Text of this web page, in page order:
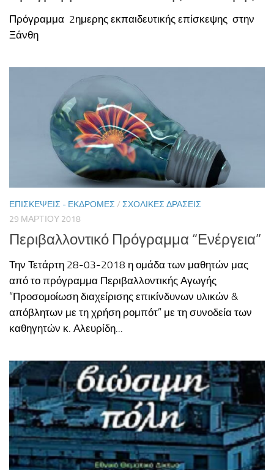
Πρόγραμμα 2ημερης εκπαιδευτικής επίσκεψης στην
Ξάνθη
ΕΠΙΣΚΈΨΕΙΣ - ΕΚΔΡΟΜΈΣ / ΣΧΟΛΙΚΈΣ ΔΡΆΣΕΙΣ
29 ΜΑΡΤΊΟΥ 2018
Περιβαλλοντικό Πρόγραμμα “Ενέργεια”
Την Τετάρτη 28-03-2018 η ομάδα των μαθητών μας
από το πρόγραμμα Περιβαλλοντικής Αγωγής
“Προσομοίωση διαχείρισης επικίνδυνων υλικών &
απόβλητων με τη χρήση ρομπότ” με τη συνοδεία των
καθηγητών κ. Αλευρίδη...